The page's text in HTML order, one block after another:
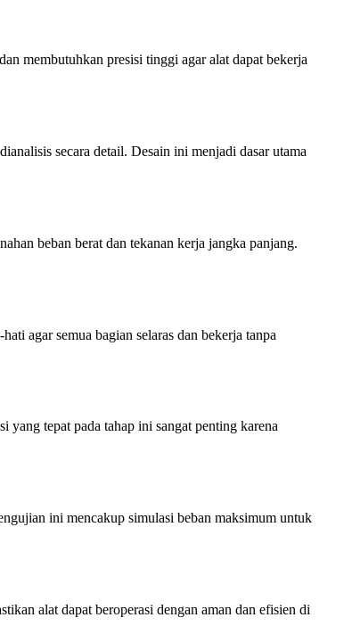
membutuhkan presisi tinggi agar alat dapat bekerja
secara detail. Desain ini menjadi dasar utama
beban berat dan tekanan kerja jangka panjang.
agar semua bagian selaras dan bekerja tanpa
yang tepat pada tahap ini sangat penting karena
ini mencakup simulasi beban maksimum untuk
alat dapat beroperasi dengan aman dan efisien di